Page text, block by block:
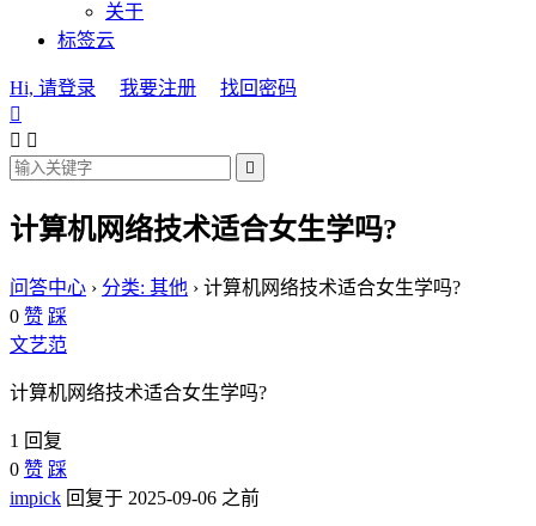
关于
标签云
Hi, 请登录 我要注册
找回密码

 

计算机网络技术适合女生学吗?
问答中心 › 分类: 其他 › 计算机网络技术适合女生学吗?
0 赞 踩
文艺范
计算机网络技术适合女生学吗?
1 回复
0 赞 踩
impick 回复于 2025-09-06 之前